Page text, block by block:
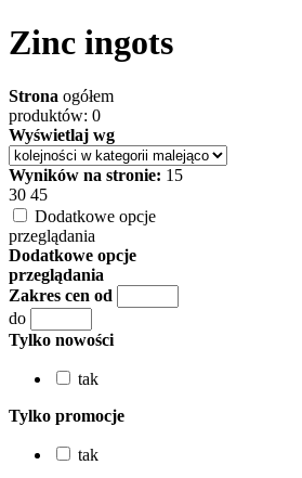
Zinc ingots
Strona ogółem
produktów: 0
Wyświetlaj wg
Wyników na stronie: 15
30 45
Dodatkowe opcje
przeglądania
Dodatkowe opcje
przeglądania
Zakres cen od
do
Tylko nowości
tak
Tylko promocje
tak